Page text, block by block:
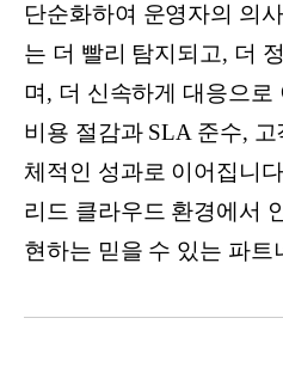
단순화하여 운영자의 의
는 더 빨리 탐지되고, 더
며, 더 신속하게 대응으로
비용 절감과 SLA 준수,
체적인 성과로 이어집니
리드 클라우드 환경에서
현하는 믿을 수 있는 파트